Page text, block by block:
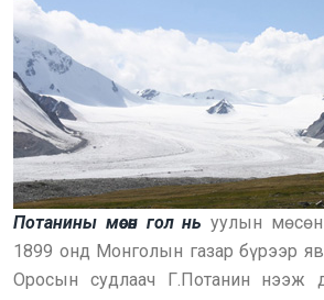
Потанины мөсөн гол нь уулын
1899 онд Монголын газар бүрээр
Оросын судлаач Г.Потанин нээж